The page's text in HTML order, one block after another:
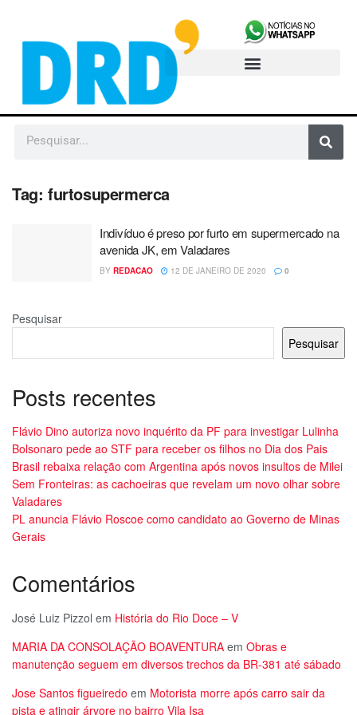
Tag: furtosupermerca
Indivíduo é preso por furto em supermercado na
avenida JK, em Valadares
BY REDACAO 12 DE JANEIRO DE 2020 0
Pesquisar
Pesquisar
Posts recentes
Flávio Dino autoriza novo inquérito da PF para investigar Lulinha
Bolsonaro pede ao STF para receber os filhos no Dia dos Pais
Brasil rebaixa relação com Argentina após novos insultos de Milei
Sem Fronteiras: as cachoeiras que revelam um novo olhar sobre
Valadares
PL anuncia Flávio Roscoe como candidato ao Governo de Minas
Gerais
Comentários
José Luiz Pizzol em História do Rio Doce – V
MARIA DA CONSOLAÇÃO BOAVENTURA em Obras e
manutenção seguem em diversos trechos da BR-381 até sábado
Jose Santos figueiredo em Motorista morre após carro sair da
pista e atingir árvore no bairro Vila Isa